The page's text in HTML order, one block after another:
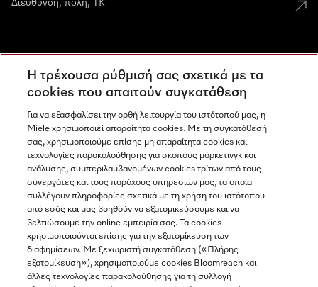
Ανακαλύψτε τα Miele Experience Center
Newsletter
Miele στο Instagram
Miele στο Facebook
Miele στο Youtube
Η τρέχουσα ρύθμισή σας σχετικά με τα
cookies που απαιτούν συγκατάθεση
Για να εξασφαλίσει την ορθή λειτουργία του ιστότοπού μας, η
Miele χρησιμοποιεί απαραίτητα cookies. Με τη συγκατάθεσή
σας, χρησιμοποιούμε επίσης μη απαραίτητα cookies και
τεχνολογίες παρακολούθησης για σκοπούς μάρκετινγκ και
ανάλυσης, συμπεριλαμβανομένων cookies τρίτων από τους
συνεργάτες και τους παρόχους υπηρεσιών μας, τα οποία
συλλέγουν πληροφορίες σχετικά με τη χρήση του ιστότοπου
από εσάς και μας βοηθούν να εξατομικεύσουμε και να
βελτιώσουμε την online εμπειρία σας. Τα cookies
χρησιμοποιούνται επίσης για την εξατομίκευση των
διαφημίσεων. Με ξεχωριστή συγκατάθεση («Πλήρης
εξατομίκευση»), χρησιμοποιούμε cookies Bloomreach και
άλλες τεχνολογίες παρακολούθησης για τη συλλογή